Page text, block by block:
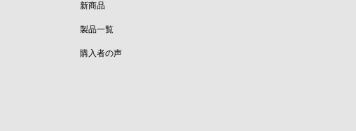
新商品
製品一覧
購入者の声